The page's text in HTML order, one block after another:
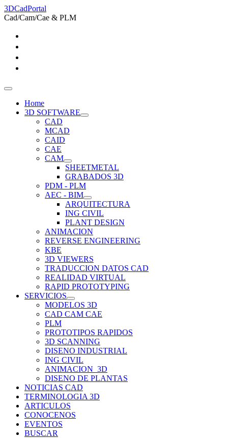
3DCadPortal
Cad/Cam/Cae & PLM
Home
3D SOFTWARE
CAD
MCAD
CAID
CAE
CAM
SHEETMETAL
GRABADOS 3D
PDM - PLM
AEC - BIM
ARQUITECTURA
ING CIVIL
PLANT DESIGN
ANIMACION
REVERSE ENGINEERING
KBE
3D VIEWERS
TRADUCCION DATOS CAD
REALIDAD VIRTUAL
RAPID PROTOTYPING
SERVICIOS
MODELOS 3D
CAD CAM CAE
PLM
PROTOTIPOS RAPIDOS
3D SCANNING
DISENO INDUSTRIAL
ING CIVIL
ANIMACION_3D
DISENO DE PLANTAS
NOTICIAS CAD
TERMINOLOGIA 3D
ARTICULOS
CONOCENOS
EVENTOS
BUSCAR